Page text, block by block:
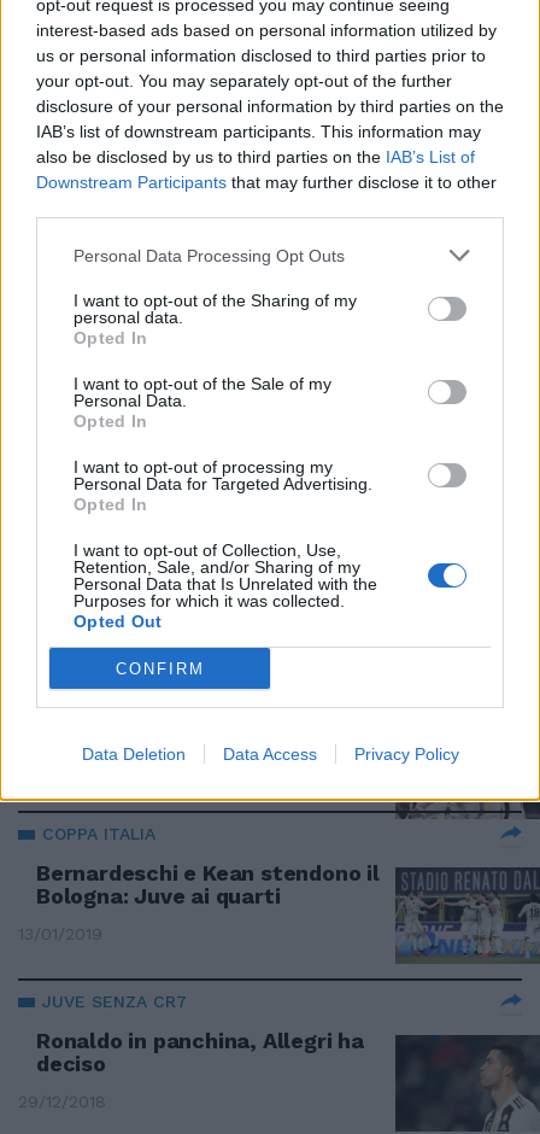
opt-out request is processed you may continue seeing
interest-based ads based on personal information utilized by
us or personal information disclosed to third parties prior to
your opt-out. You may separately opt-out of the further
disclosure of your personal information by third parties on the
IAB’s list of downstream participants. This information may
also be disclosed by us to third parties on the IAB’s List of
Downstream Participants that may further disclose it to other
Personal Data Processing Opt Outs
I want to opt-out of the Sharing of my
personal data.
Opted In
I want to opt-out of the Sale of my
Personal Data.
Opted In
I want to opt-out of processing my
Personal Data for Targeted Advertising.
Opted In
I want to opt-out of Collection, Use,
Retention, Sale, and/or Sharing of my
Personal Data that Is Unrelated with the
Purposes for which it was collected.
Opted Out
CONFIRM
Data Deletion Data Access Privacy Policy
Tacconi, la suocera chiama in
diretta e il portierone piange
28/04/2019
RECORD IN SERIE A
scudetto di fila
20/04/2019
CHAMPIONS LEAGUE
il flop: "Resto. Ma che..."
20/04/2019
IL CASO
NYT: "Si teme l'arresto di
Ronaldo"
24/03/2019
SPIETATI
17/02/2019
COPPA ITALIA
Bernardeschi e Kean stendono il
Bologna: Juve ai quarti
13/01/2019
JUVE SENZA CR7
Ronaldo in panchina, Allegri ha
deciso
29/12/2018